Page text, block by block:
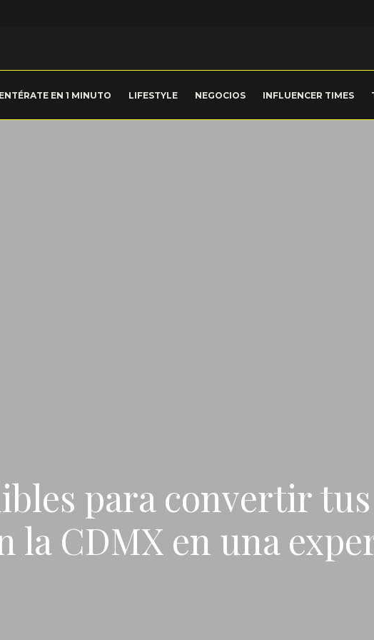
ENTÉRATE EN 1 MINUTO LIFESTYLE NEGOCIOS INFLUENCER TIMES
para convertir tus
la CDMX en una